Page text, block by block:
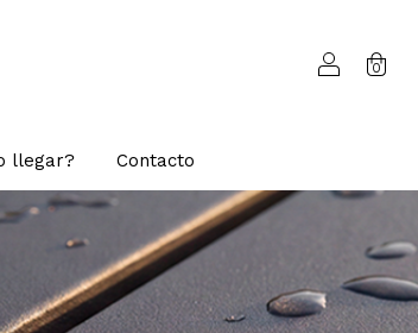
0
llegar? Contacto